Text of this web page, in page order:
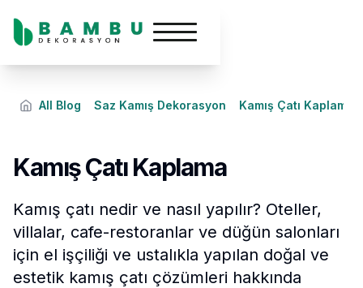
All Blog Saz Kamış Dekorasyon Kamış Çatı Kaplama
Kamış Çatı Kaplama
Kamış çatı nedir ve nasıl yapılır? Oteller,
villalar, cafe-restoranlar ve düğün salonları
için el işçiliği ve ustalıkla yapılan doğal ve
estetik kamış çatı çözümleri hakkında